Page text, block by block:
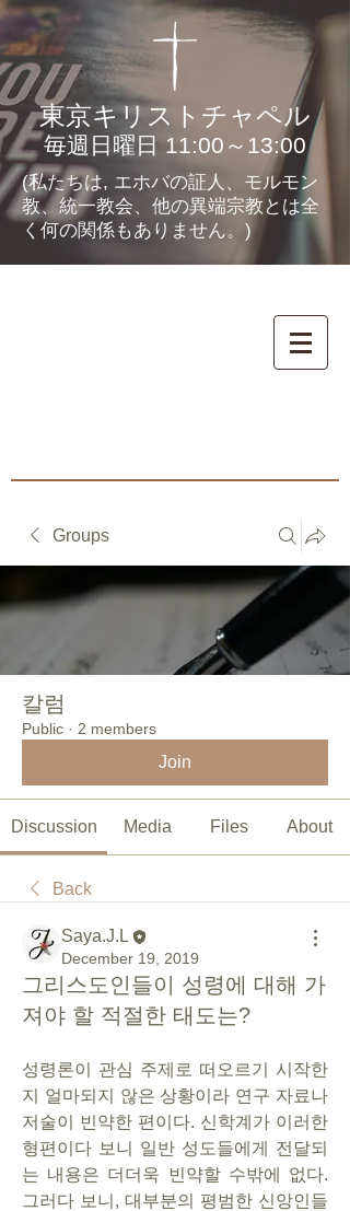
東京キリストチャペル
毎週日曜日 11:00～13:00
(私たちは, エホバの証人、モルモン
教、統一教会、他の異端宗教とは全
く何の関係もありません。)
Groups
칼럼
Public · 2 members
Join
Discussion Media Files About
Back
Saya.J.L
December 19, 2019
그리스도인들이 성령에 대해 가
져야 할 적절한 태도는?
성령론이 관심 주제로 떠오르기 시작한
지 얼마되지 않은 상황이라 연구 자료나
저술이 빈약한 편이다. 신학계가 이러한
형편이다 보니 일반 성도들에게 전달되
는 내용은 더더욱 빈약할 수밖에 없다.
그러다 보니, 대부분의 평범한 신앙인들